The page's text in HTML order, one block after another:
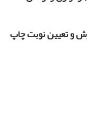
و تعیین نوبت چاپ